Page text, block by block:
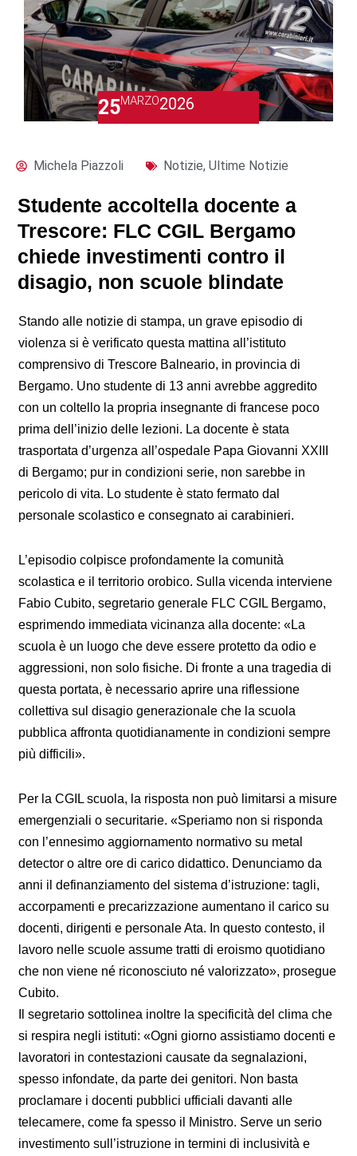
25MARZO2026
Michela Piazzoli Notizie, Ultime Notizie
Studente accoltella docente a
Trescore: FLC CGIL Bergamo
chiede investimenti contro il
disagio, non scuole blindate
Stando alle notizie di stampa, un grave episodio di
violenza si è verificato questa mattina all’istituto
comprensivo di Trescore Balneario, in provincia di
Bergamo. Uno studente di 13 anni avrebbe aggredito
con un coltello la propria insegnante di francese poco
prima dell’inizio delle lezioni. La docente è stata
trasportata d’urgenza all’ospedale Papa Giovanni XXIII
di Bergamo; pur in condizioni serie, non sarebbe in
pericolo di vita. Lo studente è stato fermato dal
personale scolastico e consegnato ai carabinieri.
L’episodio colpisce profondamente la comunità
scolastica e il territorio orobico. Sulla vicenda interviene
Fabio Cubito, segretario generale FLC CGIL Bergamo,
esprimendo immediata vicinanza alla docente: «La
scuola è un luogo che deve essere protetto da odio e
aggressioni, non solo fisiche. Di fronte a una tragedia di
questa portata, è necessario aprire una riflessione
collettiva sul disagio generazionale che la scuola
pubblica affronta quotidianamente in condizioni sempre
più difficili».
Per la CGIL scuola, la risposta non può limitarsi a misure
emergenziali o securitarie. «Speriamo non si risponda
con l’ennesimo aggiornamento normativo su metal
detector o altre ore di carico didattico. Denunciamo da
anni il definanziamento del sistema d’istruzione: tagli,
accorpamenti e precarizzazione aumentano il carico su
docenti, dirigenti e personale Ata. In questo contesto, il
lavoro nelle scuole assume tratti di eroismo quotidiano
che non viene né riconosciuto né valorizzato», prosegue
Cubito.
Il segretario sottolinea inoltre la specificità del clima che
si respira negli istituti: «Ogni giorno assistiamo docenti e
lavoratori in contestazioni causate da segnalazioni,
spesso infondate, da parte dei genitori. Non basta
proclamare i docenti pubblici ufficiali davanti alle
telecamere, come fa spesso il Ministro. Serve un serio
investimento sull’istruzione in termini di inclusività e